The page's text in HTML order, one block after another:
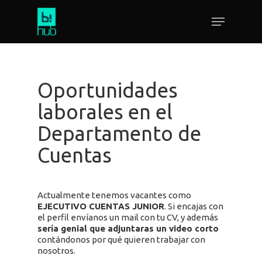
Oportunidades
laborales en el
Departamento de
Cuentas
Actualmente tenemos vacantes como
EJECUTIVO CUENTAS JUNIOR. Si encajas con
el perfil envíanos un mail con tu CV, y además
sería genial que adjuntaras un video corto
contándonos por qué quieren trabajar con
nosotros.